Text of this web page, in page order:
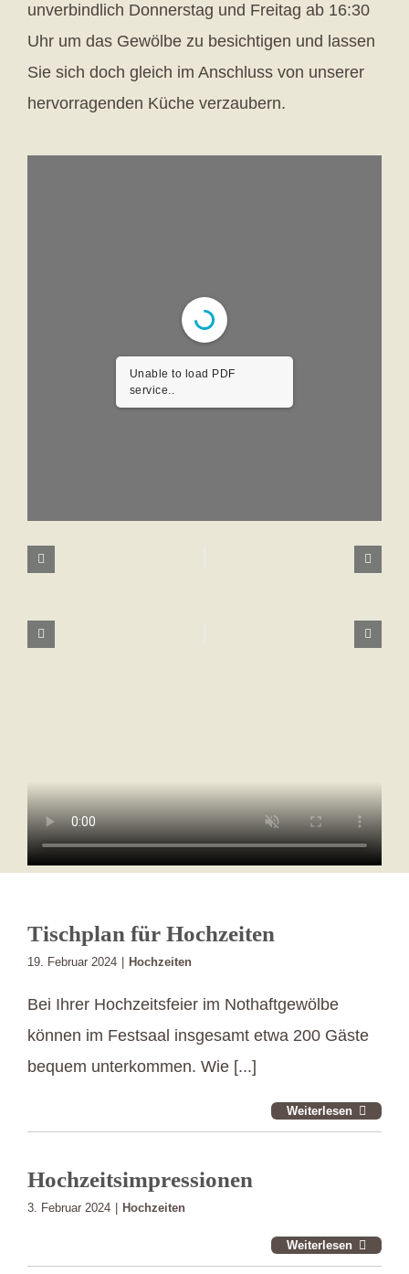
unverbindlich Donnerstag und Freitag ab 16:30
Uhr um das Gewölbe zu besichtigen und lassen
Sie sich doch gleich im Anschluss von unserer
hervorragenden Küche verzaubern.
Unable to load PDF
service..
Tischplan für Hochzeiten
19. Februar 2024 Hochzeiten
Bei Ihrer Hochzeitsfeier im Nothaftgewölbe
können im Festsaal insgesamt etwa 200 Gäste
bequem unterkommen. Wie [...]
Weiterlesen
Hochzeitsimpressionen
3. Februar 2024 Hochzeiten
Weiterlesen